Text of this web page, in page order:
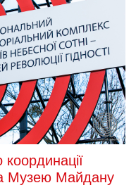
Музею Майдану